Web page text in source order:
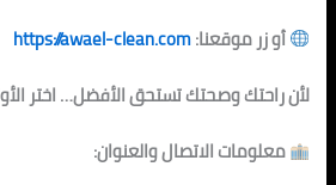
أو زر موقعنا:https://awael-clean.com
لأن راحتك وصحتك تستحق الأفضل… اختر
معلومات الاتصال والعنوان: